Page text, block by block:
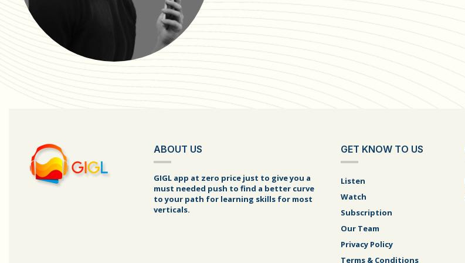
ABOUT US
GIGL app at zero price just to give you a
must needed push to find a better curve
to your path for learning skills for most
verticals.
GET KNOW TO US
Listen
Watch
Subscription
Our Team
Privacy Policy
Terms & Conditions